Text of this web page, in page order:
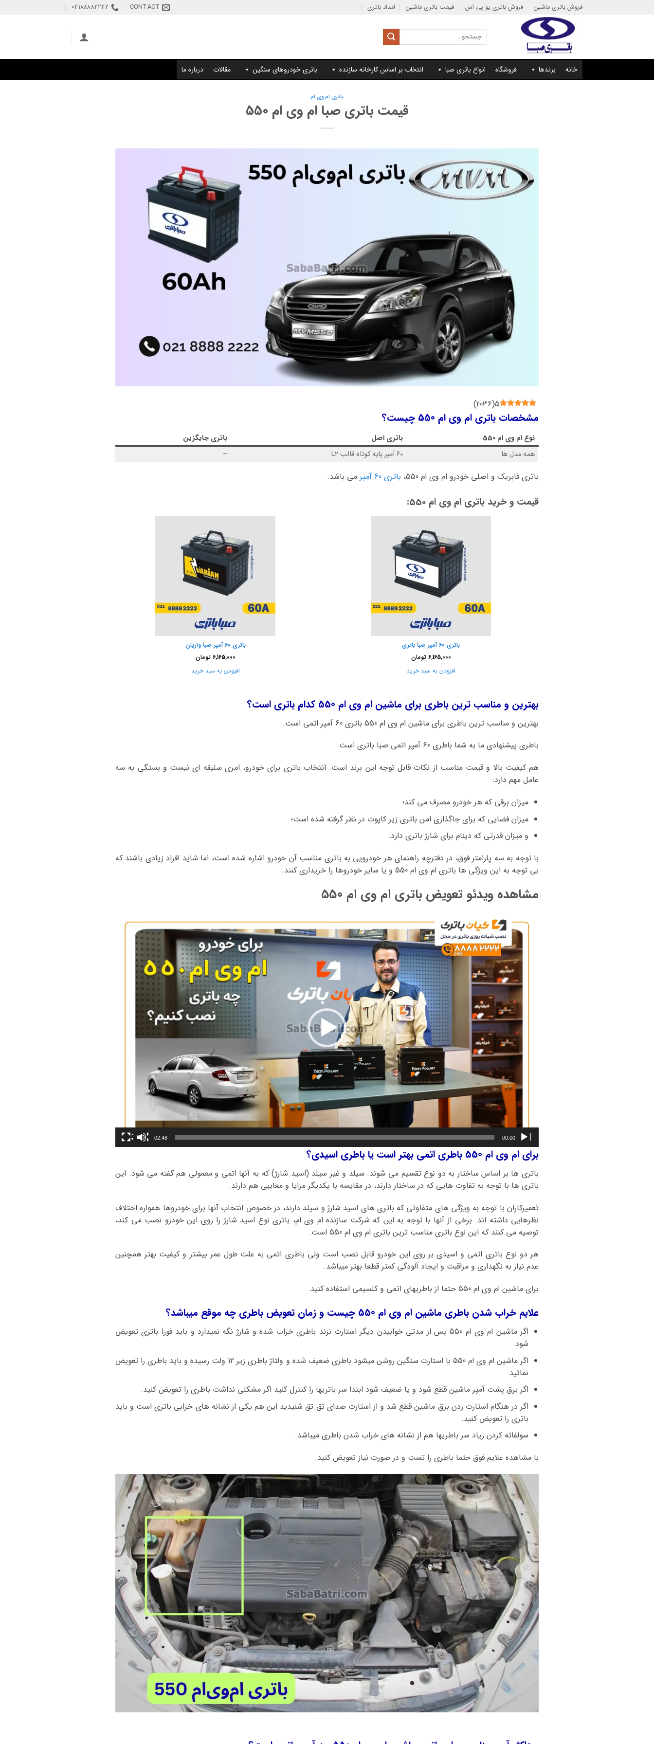
فروش باتری ماشین فروش باتری یو پی اس قیمت باتری ماشین امداد باتری CONTACT
02188882222
جستجو
برای:
خانه برندها فروشگاه انواع باتری صبا انتخاب بر اساس کارخانه سازنده باتری خودروهای سنگین مقالات درباره ما
باتری ام وی ام
قیمت باتری صبا ام وی ام 550
5
(
2036
)
مشخصات باتری ام وی ام 550 چیست؟
نوع ام وی ام 550 باتری اصل
باتری جایگزین
همه مدل ها
60 آمپر پایه کوتاه قالب L2 –
باتری فابریک و اصلی خودرو ام وی ام 550، باتری 60 آمپر می باشد.
قیمت و خرید باتری ام وی ام 550:
باتری 60 آمپر صبا باتری
6,165,000 تومان
افزودن به سبد خرید
باتری 60 آمپر صبا واریان
6,165,000 تومان
افزودن به سبد خرید
بهترین و مناسب ترین باطری برای ماشین ام وی ام 550 کدام باتری است؟
بهترین و مناسب ترین باطری برای ماشین ام وی ام 550 باتری 60 آمپر اتمی است.
باطری پیشنهادی ما به شما باطری 60 آمپر اتمی صبا باتری است.
هم کیفیت بالا و قیمت مناسب از نکات قابل توجه این برند است. انتخاب باتری برای خودرو، امری سلیقه ای نیست و بستگی به سه
عامل مهم دارد:
میزان برقی که هر خودرو مصرف می کند؛
میزان فضایی که برای جاگذاری امن باتری زیر کاپوت در نظر گرفته شده است؛
و میزان قدرتی که دینام برای شارژ باتری دارد.
با توجه به سه پارامتر فوق، در دفترچه راهنمای هر خودرویی به باتری مناسب آن خودرو اشاره شده است، اما شاید افراد زیادی باشند که
بی توجه به این ویژگی ها باتری ام وی ام 550 و یا سایر خودروها را خریداری کنند.
مشاهده ویدئو تعویض باتری ام وی ام 550
ویدیو
00:00
02:48
برای ام وی ام 550 باطری اتمی بهتر است یا باطری اسیدی؟
باتری ها بر اساس ساختار به دو نوع تقسیم می شوند. سیلد و غیر سیلد (اسید شارژ) که به آنها اتمی و معمولی هم گفته می شود. این
باتری ها با توجه به تفاوت هایی که در ساختار دارند، در مقایسه با یکدیگر مزایا و معایبی هم دارند.
تعمیرکاران با توجه به ویژگی های متفاوتی که باتری های اسید شارژ و سیلد دارند، در خصوص انتخاب آنها برای خودروها همواره اختلاف
نظرهایی داشته اند. برخی از آنها با توجه به این که شرکت سازنده ام وی ام، باتری نوع اسید شارژ را روی این خودرو نصب می کند،
توصیه می کنند که این نوع باتری مناسب ترین باتری ام وی ام 550 است.
هر دو نوع باتری اتمی و اسیدی بر روی این خودرو قابل نصب است ولی باطری اتمی به علت طول عمر بیشتر و کیفیت بهتر همچنین
عدم نیاز به نگهداری و مراقبت و ایجاد آلودگی کمتر قطعا بهتر میباشد.
برای ماشین ام وی ام 550 حتما از باطریهای اتمی و کلسیمی استفاده کنید.
علایم خراب شدن باطری ماشین ام وی ام 550 چیست و زمان تعویض باطری چه موقع میباشد؟
اگر ماشین ام وی ام 550 پس از مدتی خوابیدن دیگر استارت نزند باطری خراب شده و شارژ نگه نمیدارد و باید فورا باتری تعویض
شود.
اگر ماشین ام وی ام 550 با استارت سنگین روشن میشود باطری ضعیف شده و ولتاژ باطری زیر ۱۲ ولت رسیده و باید باطری را تعویض
نمائید.
اگر برق پشت آمپر ماشین قطع شود و یا ضعیف شود ابتدا سر باتریها را کنترل کنید اگر مشکلی نداشت باطری را تعویض کنید.
اگر در هنگام استارت زدن برق ماشین قطع شد و از استارت صدای تق تق شنیدید این هم یکی از نشانه های خرابی باتری است و باید
باتری را تعویض کنید.
سولفاته کردن زیاد سر باطریها هم از نشانه های خراب شدن باطری میباشد.
با مشاهده علایم فوق حتما باطری را تست و در صورت نیاز تعویض کنید.